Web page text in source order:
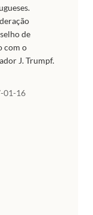
de
com o
J. Trumpf.
01-16